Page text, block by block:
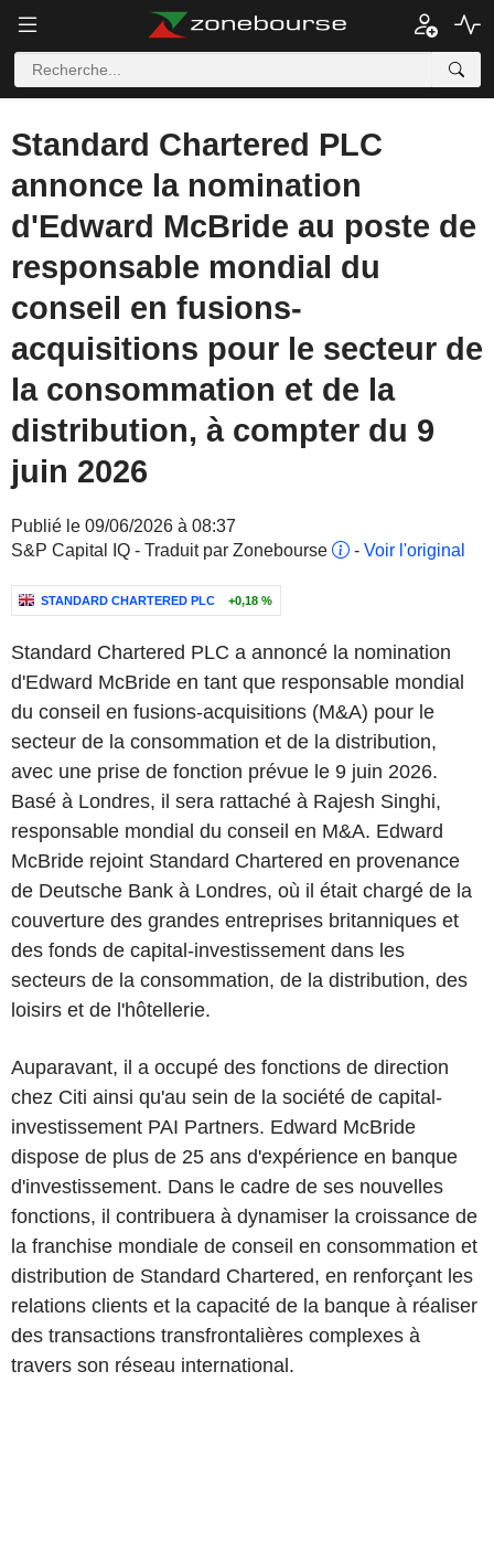
Standard Chartered PLC
annonce la nomination
d'Edward McBride au poste de
responsable mondial du
conseil en fusions-
acquisitions pour le secteur de
la consommation et de la
distribution, à compter du 9
juin 2026
Publié le 09/06/2026 à 08:37
S&P Capital IQ - Traduit par Zonebourse
- Voir l'original
STANDARD CHARTERED PLC +0,18 %
Standard Chartered PLC a annoncé la nomination
d'Edward McBride en tant que responsable mondial
du conseil en fusions-acquisitions (M&A) pour le
secteur de la consommation et de la distribution,
avec une prise de fonction prévue le 9 juin 2026.
Basé à Londres, il sera rattaché à Rajesh Singhi,
responsable mondial du conseil en M&A. Edward
McBride rejoint Standard Chartered en provenance
de Deutsche Bank à Londres, où il était chargé de la
couverture des grandes entreprises britanniques et
des fonds de capital-investissement dans les
secteurs de la consommation, de la distribution, des
loisirs et de l'hôtellerie.
Auparavant, il a occupé des fonctions de direction
chez Citi ainsi qu'au sein de la société de capital-
investissement PAI Partners. Edward McBride
dispose de plus de 25 ans d'expérience en banque
d'investissement. Dans le cadre de ses nouvelles
fonctions, il contribuera à dynamiser la croissance de
la franchise mondiale de conseil en consommation et
distribution de Standard Chartered, en renforçant les
relations clients et la capacité de la banque à réaliser
des transactions transfrontalières complexes à
travers son réseau international.